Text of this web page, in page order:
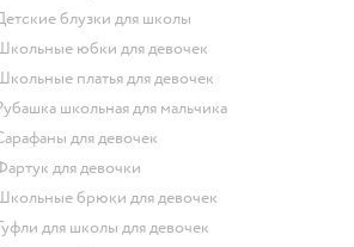
Детские блузки для школы
Школьные юбки для девочек
Школьные платья для девочек
Рубашка школьная для мальчика
Сарафаны для девочек
Фартук для девочки
Школьные брюки для девочек
Туфли для школы для девочек